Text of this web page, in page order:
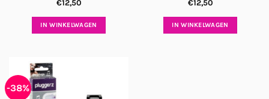
€12,50
IN WINKELWAGEN
€12,50
IN WINKELWAGEN
-38%